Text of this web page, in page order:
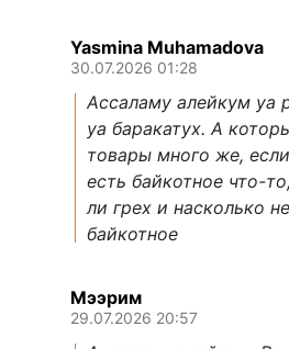
Yasmina Muhamadova
30.07.2026 01:28
Ассаламу алейкум уа
уа баракатух. А
товары много же,
есть байкотное что-
ли грех и насколько
байкотное
Мээрим
29.07.2026 20:57